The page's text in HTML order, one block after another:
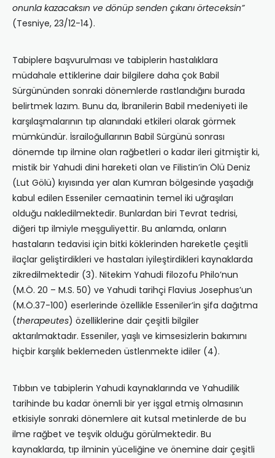
onunla kazacaksın ve dönüp senden çıkanı örteceksin”
(Tesniye, 23/12-14).
Tabiplere başvurulması ve tabiplerin hastalıklara
müdahale ettiklerine dair bilgilere daha çok Babil
Sürgününden sonraki dönemlerde rastlandığını burada
belirtmek lazım. Bunu da, İbranilerin Babil medeniyeti ile
karşılaşmalarının tıp alanındaki etkileri olarak görmek
mümkündür. İsrailoğullarının Babil Sürgünü sonrası
dönemde tıp ilmine olan rağbetleri o kadar ileri gitmiştir ki,
mistik bir Yahudi dini hareketi olan ve Filistin’in Ölü Deniz
(Lut Gölü) kıyısında yer alan Kumran bölgesinde yaşadığı
kabul edilen Esseniler cemaatinin temel iki uğraşıları
olduğu nakledilmektedir. Bunlardan biri Tevrat tedrisi,
diğeri tıp ilmiyle meşguliyettir. Bu anlamda, onların
hastaların tedavisi için bitki köklerinden hareketle çeşitli
ilaçlar geliştirdikleri ve hastaları iyileştirdikleri kaynaklarda
zikredilmektedir (3). Nitekim Yahudi filozofu Philo’nun
(M.Ö. 20 – M.S. 50) ve Yahudi tarihçi Flavius Josephus’un
(M.Ö.37-100) eserlerinde özellikle Esseniler’in şifa dağıtma
(therapeutes) özelliklerine dair çeşitli bilgiler
aktarılmaktadır. Esseniler, yaşlı ve kimsesizlerin bakımını
hiçbir karşılık beklemeden üstlenmekte idiler (4).
Tıbbın ve tabiplerin Yahudi kaynaklarında ve Yahudilik
tarihinde bu kadar önemli bir yer işgal etmiş olmasının
etkisiyle sonraki dönemlere ait kutsal metinlerde de bu
ilme rağbet ve teşvik olduğu görülmektedir. Bu
kaynaklarda, tıp ilminin yüceliğine ve önemine dair çeşitli